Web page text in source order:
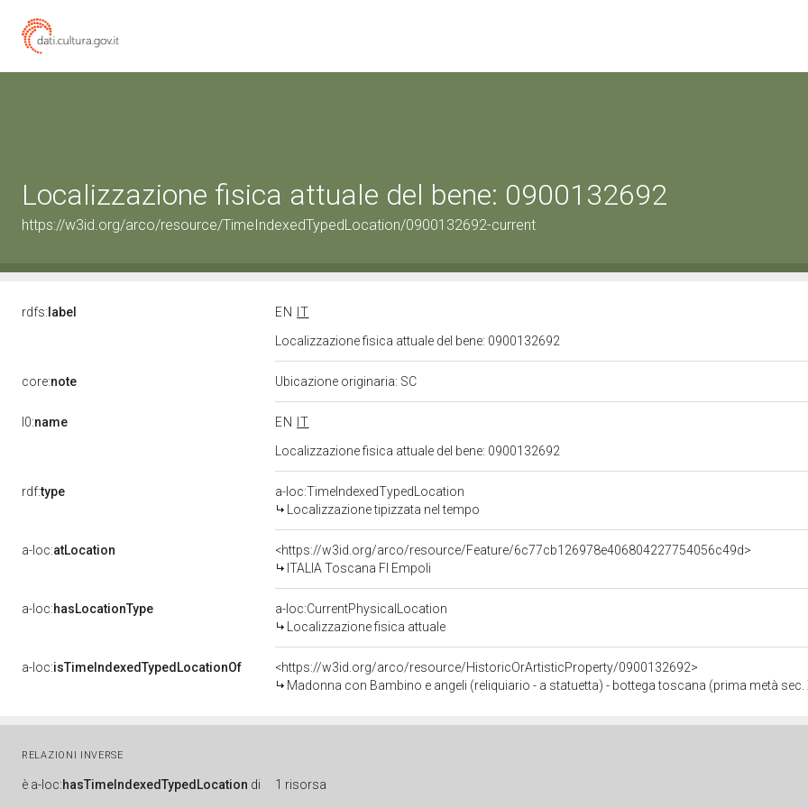
Localizzazione fisica attuale del bene: 0900132692
https://w3id.org/arco/resource/TimeIndexedTypedLocation/0900132692-current
rdfs: label EN
IT
Localizzazione fisica attuale del bene: 0900132692
core:note Ubicazione originaria: SC
l0:name EN
IT
Localizzazione fisica attuale del bene: 0900132692
rdf:type
a-loc:TimeIndexedTypedLocation
Localizzazione tipizzata nel tempo
a-loc:atLocation
<https://w3id.org/arco/resource/Feature/6c77cb126978e406804227754056c49d>
ITALIA Toscana FI Empoli
a-loc:hasLocationType
a-loc:CurrentPhysicalLocation
Localizzazione fisica attuale
a-loc:isTimeIndexedTypedLocationOf
<https://w3id.org/arco/resource/HistoricOrArtisticProperty/0900132692>
Madonna con Bambino e angeli (reliquiario - a statuetta) - bottega toscana (prima metà sec.
RELAZIONI INVERSE
è a-loc:hasTimeIndexedTypedLocation di 1 risorsa